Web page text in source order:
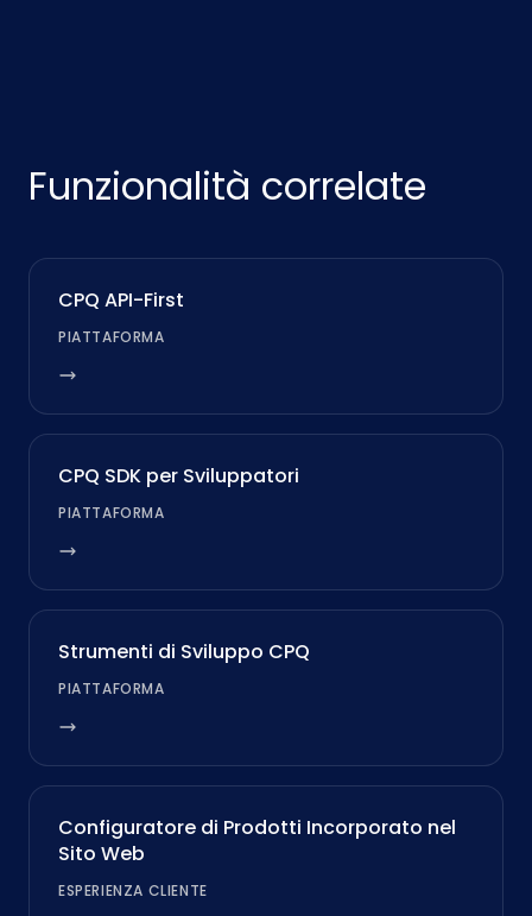
Funzionalità correlate
CPQ API-First
PIATTAFORMA
CPQ SDK per Sviluppatori
PIATTAFORMA
Strumenti di Sviluppo CPQ
PIATTAFORMA
Configuratore di Prodotti Incorporato nel
Sito Web
ESPERIENZA CLIENTE